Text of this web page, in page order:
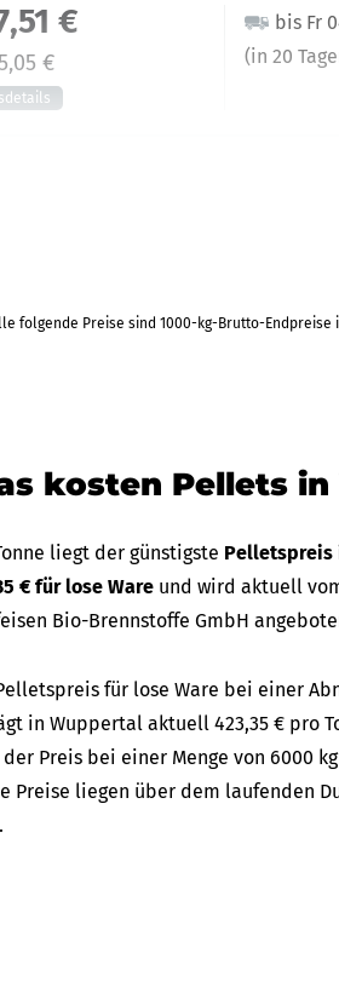
bis Fr
(in 20
€
€
folgende Preise sind 1000-kg-Brutto-Endpreise
kosten Pellets
liegt der günstigste Pelletspreis
€ für lose Ware und wird aktuell
Bio-Brennstoffe GmbH
für lose Ware bei einer
in Wuppertal aktuell 423,35 € pro
Preis bei einer Menge von 6000
Preise liegen über dem laufenden